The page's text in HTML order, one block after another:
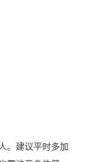
。建议平时多加